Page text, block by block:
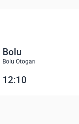
Bolu
Bolu Otogarı
12:10